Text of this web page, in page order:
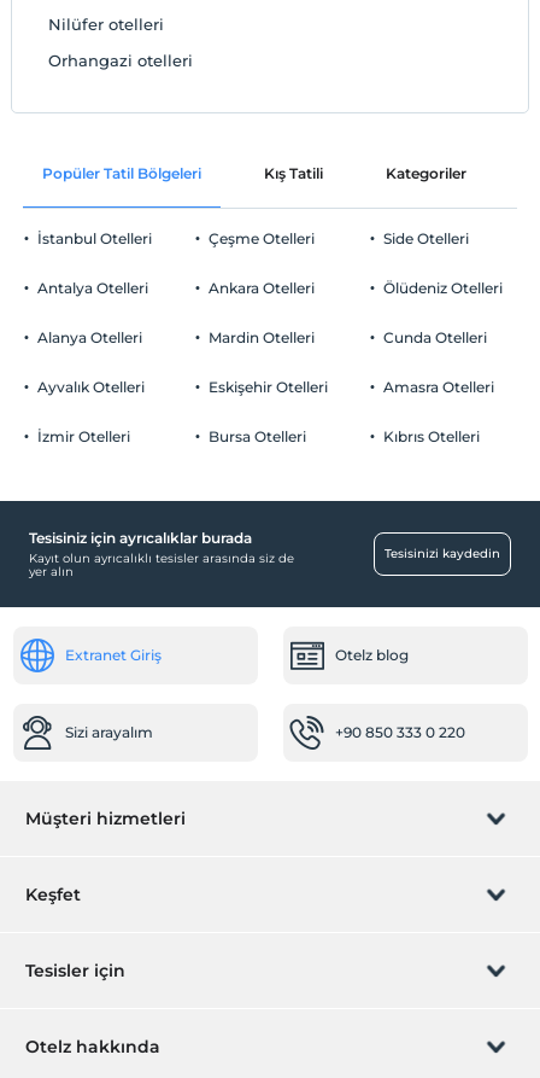
Nilüfer otelleri
Orhangazi otelleri
Popüler Tatil Bölgeleri Kış Tatili Kategoriler
İstanbul Otelleri
Antalya Otelleri
Alanya Otelleri
Ayvalık Otelleri
İzmir Otelleri
Çeşme Otelleri
Ankara Otelleri
Mardin Otelleri
Eskişehir Otelleri
Bursa Otelleri
Side Otelleri
Ölüdeniz Otelleri
Cunda Otelleri
Amasra Otelleri
Kıbrıs Otelleri
Tesisiniz için ayrıcalıklar burada
Kayıt olun ayrıcalıklı tesisler arasında siz de
yer alın
Tesisinizi kaydedin
Extranet Giriş Otelz blog
Sizi arayalım +90 850 333 0 220
Müşteri hizmetleri
Rezervasyon yönet
Keşfet
Hediye Kart
Tesisler için
Hemen tesisinizi ekleyin
Otelz hakkında